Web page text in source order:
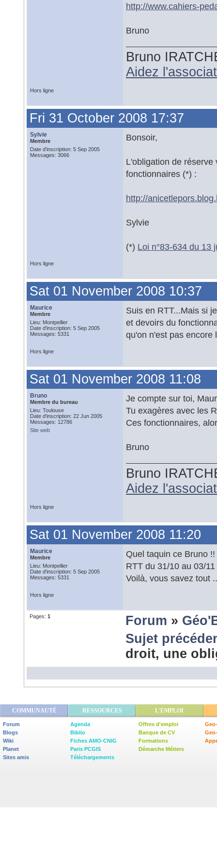
http://www.cahiers-
Bruno
Bruno
Aidez
Hors ligne
Fri 31 October 2008 17:37
Sylvie
Membre
Date d'inscription: 5 Sep 2005
Messages: 3066
Bonsoir,
L'obligation de
fonctionnaires (*) :
http://
Sylvie
(*) Loi n°83-634 du 13
Hors ligne
Sat 01 November 2008 10:37
Maurice
Membre
Lieu: Montpellier
Date d'inscription: 5 Sep 2005
Messages: 5331
Suis en RTT...Mais si
et devoirs du
qu'on n'est pas encore
Hors ligne
Sat 01 November 2008 11:08
Bruno
Membre du bureau
Lieu: Toulouse
Date d'inscription: 22 Jun 2005
Messages: 12786
Site web
Je compte sur toi,
Tu exagères avec les
Ces fonctionnaires,
Bruno
Bruno
Aidez
Hors ligne
Sat 01 November 2008 11:20
Maurice
Membre
Lieu: Montpellier
Date d'inscription: 5 Sep 2005
Messages: 5331
Quel taquin ce Bruno
RTT du 31/10 au 03/
Voilà, vous savez tout
Hors ligne
Pages: 1 Forum »
Sujet
droit, une
COMMUNAUTÉ RESSOURCES L'EMPLOI
Forum
Blogs
Wiki
Planet
Sites amis
Agenda
Biblio
Fiches AMO-CNIG
Paris PCGIS
Téléchargements
Offres d'emploi
Banque de CV
Formations
Démarche Métiers